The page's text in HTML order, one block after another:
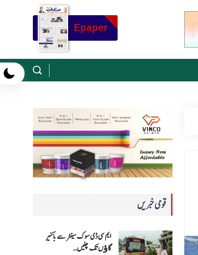
Epaper
قومی خبریں
ایم سی ڈی سوک سینٹر سے باکنیر
گاﺅں تک چلیں…